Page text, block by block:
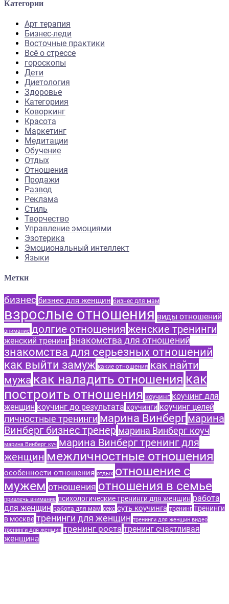
Категории
Арт терапия
Бизнес-леди
Восточные практики
Всё о стрессе
гороскопы
Дети
Диетология
Здоровье
Категориия
Коворкинг
Красота
Маркетинг
Медитации
Обучение
Отдых
Отношения
Продажи
Развод
Реклама
Стиль
Творчество
Управление эмоциями
Эзотерика
Эмоциональный интеллект
Языки
Метки
бизнес бизнес для женщин бизнес для мам
взрослые отношения виды отношений
внимание долгие отношения женские тренинги
женский тренинг знакомства для отношений
знакомства для серьезных отношений
как выйти замуж какие отношения как найти
мужа как наладить отношения как
построить отношения коучинг коучинг для
женщин коучинг до результата коучинги коучинг целей
личностные тренинги марина Винберг марина
Винберг бизнес тренер марина Винберг коуч
марина Винберг куч марина Винберг тренинг для
женщин межличностные отношения
особенности отношения отдых отношение с
мужем отношения отношения в семье
привлечь внимание психологические тренинги для женщин работа
для женщин работа для мам секс суть коучинга тренинг тренинги
в москве тренинги для женщин тренинги для женщин видео
тренинги для женщин тренинг роста тренинг счастливая
женщина